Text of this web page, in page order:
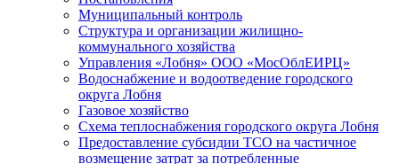
Муниципальный контроль
Структура и организации жилищно-
коммунального хозяйства
Управления «Лобня» ООО «МосОблЕИРЦ»
Водоснабжение и водоотведение городского
округа Лобня
Газовое хозяйство
Схема теплоснабжения городского округа Лобня
Предоставление субсидии ТСО на частичное
возмещение затрат за потребленные